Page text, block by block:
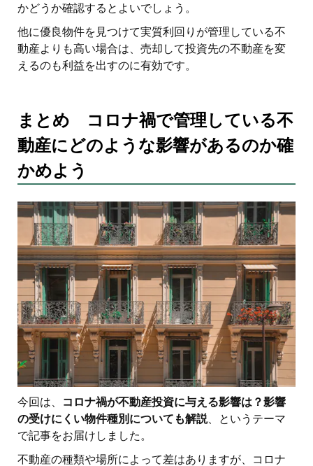
かどうか確認するとよいでしょう。
他に優良物件を見つけて実質利回りが管理している不
動産よりも高い場合は、売却して投資先の不動産を変
えるのも利益を出すのに有効です。
まとめ コロナ禍で管理している不
動産にどのような影響があるのか確
かめよう
今回は、
コロナ禍が不動産投資に与える影響は？影響
の受けにくい物件種別についても解説、というテーマ
で記事をお届けしました。
不動産の種類や場所によって差はありますが、コロナ